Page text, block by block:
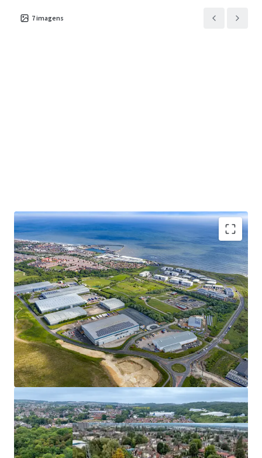
Logística
Tipo de ativo
Industrial &
Logística
Área
alugável
5.854 m²
Número de
unidades
2
1 49-53 Standard Road
UK - London, EMEA
Tipo de ativo
Industrial &
Logística
Número de
unidades
1
Posse
Freehold
7imagens
We are instructed to seek offers for the Nexus Portfolio in
excess of £64,070,000 subject to contract and exclusive of
VAT which reflects a net initial yield of 6.00%, a net
reversionary yield of 7.37% and a low capital value of £121
psf, assuming purchaser’s costs of 6.80%.